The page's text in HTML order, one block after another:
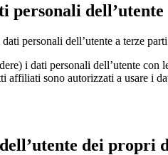
personali dell’utente
personali dell’utente a terze
i dati personali dell’utente
sono autorizzati a usare i
dei propri